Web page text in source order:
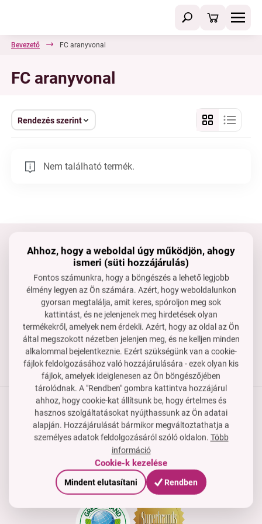
Bevezető FC aranyvonal
FC aranyvonal
Rendezés szerint
Nem található termék.
Tartsd velünk a kapcsolatot
Készséggel állunk rendelkezésedre, ha segítségre van
szükséged.
rendeles@dedraclub.hu
+3614451772
H–P: 8-15 óra
Termékek
Vásárlási útmutató
Cég
Tanúsítványok, díjak és tagság
Ahhoz, hogy a weboldal úgy működjön, ahogy
ismeri (süti hozzájárulás)
Fontos számunkra, hogy a böngészés a lehető legjobb
élmény legyen az Ön számára. Azért, hogy weboldalunkon
gyorsan megtalálja, amit keres, spóroljon meg sok
kattintást, és ne jelenjenek meg hirdetések olyan
termékekről, amelyek nem érdekli. Azért, hogy az oldal az Ön
által megszokott nézetben jelenjen meg, és ne kelljen minden
alkalommal bejelentkeznie. Ezért szükségünk van a cookie-
fájlok feldolgozásához való hozzájárulására - ezek olyan kis
fájlok, amelyek ideiglenesen az Ön böngészőjében
tárolódnak. A "Rendben" gombra kattintva hozzájárul
ahhoz, hogy cookie-kat állítsunk be, hogy értelmes és
hasznos szolgáltatásokat nyújthassunk az Ön adatai
alapján. Hozzájárulását bármikor megváltoztathatja a
személyes adatok feldolgozásáról szóló oldalon. Több
információ
Cookie-k kezelése
Mindent elutasítani Rendben